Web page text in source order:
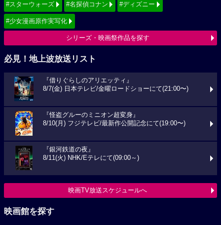
#スターウォーズ #名探偵コナン #ディズニー
#少女漫画原作実写化
シリーズ・映画祭作品を探す
必見！地上波放送リスト
『借りぐらしのアリエッティ』
8/7(金) 日本テレビ/金曜ロードショーにて(21:00〜)
『怪盗グルーのミニオン超変身』
8/10(月) フジテレビ/最新作公開記念にて(19:00〜)
『銀河鉄道の夜』
8/11(火) NHK/Eテレにて(09:00～)
映画TV放送スケジュールへ
映画館を探す